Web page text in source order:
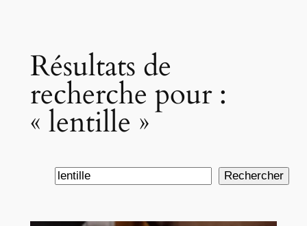
Résultats de
recherche pour :
« lentille »
Rechercher Rechercher